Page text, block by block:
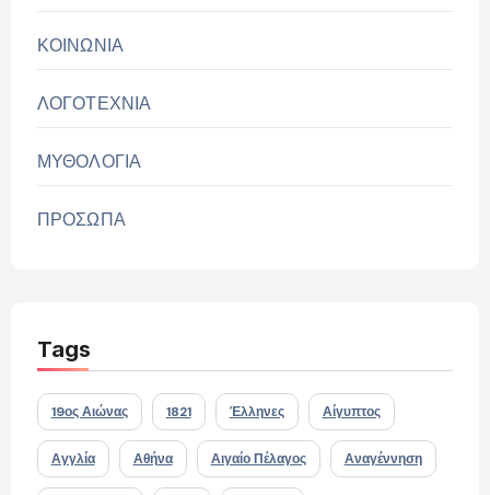
ΚΟΙΝΩΝΙΑ
ΛΟΓΟΤΕΧΝΙΑ
ΜΥΘΟΛΟΓΙΑ
ΠΡΟΣΩΠΑ
Tags
19ος Αιώνας 1821 Έλληνες Αίγυπτος
Αγγλία Αθήνα Αιγαίο Πέλαγος Αναγέννηση